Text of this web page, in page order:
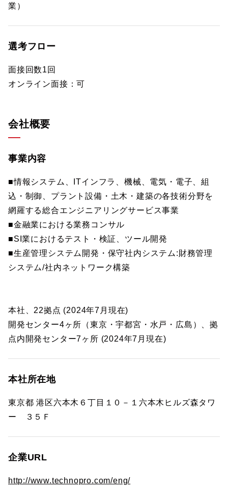
業）
選考フロー
面接回数1回
オンライン面接：可
会社概要
事業内容
■情報システム、ITインフラ、機械、電気・電子、組
込・制御、プラント設備・土木・建築の各技術分野を
網羅する総合エンジニアリングサービス事業
■金融業における業務コンサル
■SI業におけるテスト・検証、ツール開発
■生産管理システム開発・保守社内システム:財務管理
システム/社内ネットワーク構築
本社、22拠点 (2024年7月現在)
開発センター4ヶ所（東京・宇都宮・水戸・広島）、拠
点内開発センター7ヶ所 (2024年7月現在)
本社所在地
東京都 港区六本木６丁目１０－１六本木ヒルズ森タワ
ー ３５Ｆ
企業URL
http://www.technopro.com/eng/